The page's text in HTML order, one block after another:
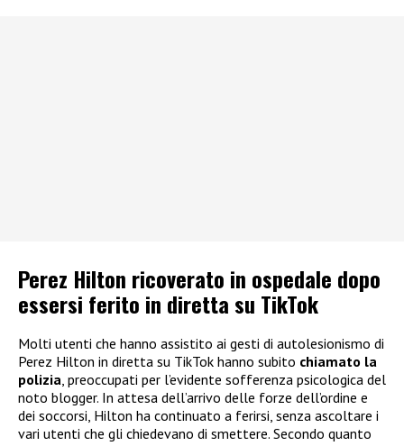
Perez Hilton ricoverato in ospedale dopo
essersi ferito in diretta su TikTok
Molti utenti che hanno assistito ai gesti di autolesionismo di
Perez Hilton in diretta su TikTok hanno subito chiamato la
polizia , preoccupati per l’evidente sofferenza psicologica del
noto blogger. In attesa dell’arrivo delle forze dell’ordine e
dei soccorsi, Hilton ha continuato a ferirsi, senza ascoltare i
vari utenti che gli chiedevano di smettere. Secondo quanto